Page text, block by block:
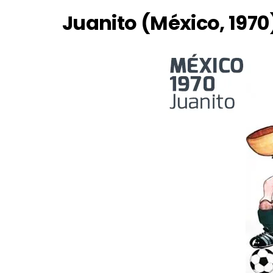
Juanito (México,